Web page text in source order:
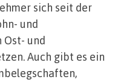
sich seit der
und
und
Auch gibt es ein